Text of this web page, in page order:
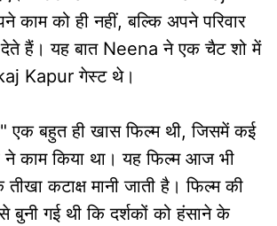
काम को ही नहीं, बल्कि अपने परिवार
देते हैं। यह बात Neena ने एक चैट शो में
Kapur गेस्ट थे।
एक बहुत ही खास फिल्म थी, जिसमें कई
ने काम किया था। यह फिल्म आज भी
तीखा कटाक्ष मानी जाती है। फिल्म की
बुनी गई थी कि दर्शकों को हंसाने के